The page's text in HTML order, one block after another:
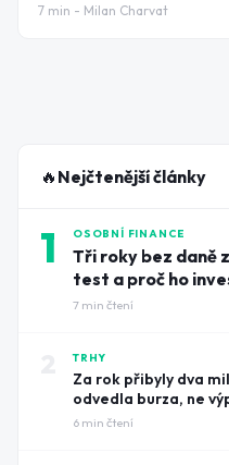
7 min - Milan Charvat
🔥 Nejčtenější články
1 OSOBNÍ FINANCE
Tři roky bez daně
test a proč ho
7 min čtení
TRHY
Za rok přibyly dva
odvedla burza, ne
6 min čtení